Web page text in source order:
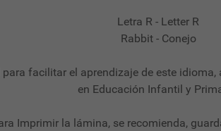
Letra R - Letter R
Rabbit - Conejo
facilitar el aprendizaje de este
en Educación Infantil y
Imprimir la lámina, se recomienda,